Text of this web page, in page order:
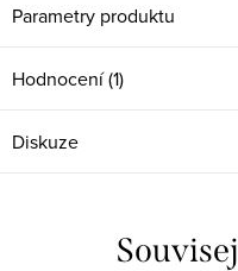
Parametry produktu
Hodnocení (1)
Diskuze